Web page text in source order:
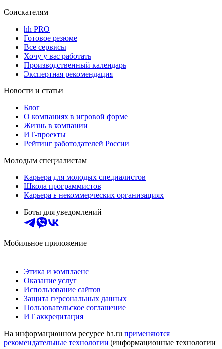
Соискателям
hh PRO
Готовое резюме
Все сервисы
Хочу у вас работать
Производственный календарь
Экспертная рекомендация
Новости и статьи
Блог
О компаниях в игровой форме
Жизнь в компании
ИТ-проекты
Рейтинг работодателей России
Молодым специалистам
Карьера для молодых специалистов
Школа программистов
Карьера в некоммерческих организациях
Боты для уведомлений
Мобильное приложение
Этика и комплаенс
Оказание услуг
Использование сайтов
Защита персональных данных
Пользовательское соглашение
ИТ аккредитация
На информационном ресурсе hh.ru применяются
рекомендательные технологии (информационные технологии